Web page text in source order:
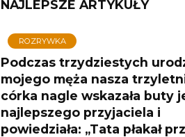
NAJLEPSZE ARTYKUŁY
ROZRYWKA
Podczas trzydziestych
mojego męża nasza
córka nagle wskazała buty
najlepszego przyjaciela i
powiedziała: „Tata płakał